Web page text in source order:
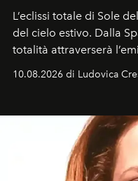
L’eclissi totale di Sole
del cielo estivo. Dalla
totalità attraverserà
Italia il fenomeno sarà
spettacolare al Nord.
10.08.2026 di Ludovica